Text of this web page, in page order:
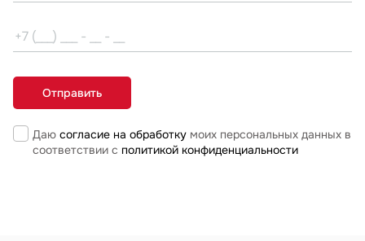
Даю согласие на обработкумоих персональных данных в
соответствии с политикой конфиденциальности